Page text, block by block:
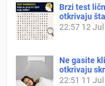
Brzi test
otkrivaju
22:57 12
Ne gasite
otkrivaju
22:51 11